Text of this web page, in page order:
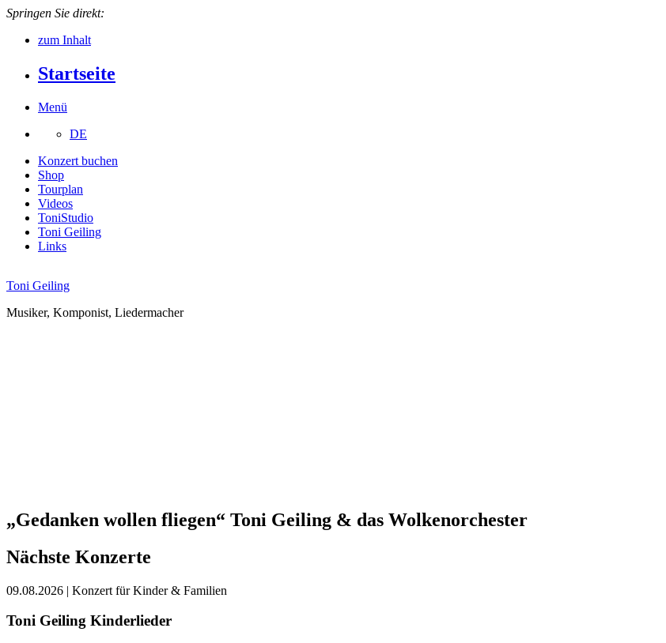
Springen Sie direkt:
zum Inhalt
Startseite
Menü
DE
Konzert buchen
Shop
Tourplan
Videos
ToniStudio
Toni Geiling
Links
Toni Geiling
Musiker, Komponist, Liedermacher
„Gedanken wollen fliegen“ Toni Geiling & das Wolkenorchester
Nächste Konzerte
09.08.2026 | Konzert für Kinder & Familien
Toni Geiling Kinderlieder